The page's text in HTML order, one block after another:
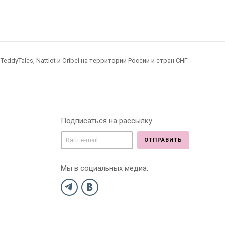
Nattiot и Oribel на территории России и стран СНГ
Подписаться на рассылку
ОТПРАВИТЬ
Мы в социальных медиа: